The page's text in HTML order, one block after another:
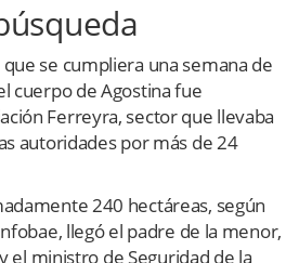
que se cumpliera una semana de
cuerpo de Agostina fue
Ferreyra, sector que llevaba
autoridades por más de 24
240 hectáreas, según
llegó el padre de la menor,
el ministro de Seguridad de la